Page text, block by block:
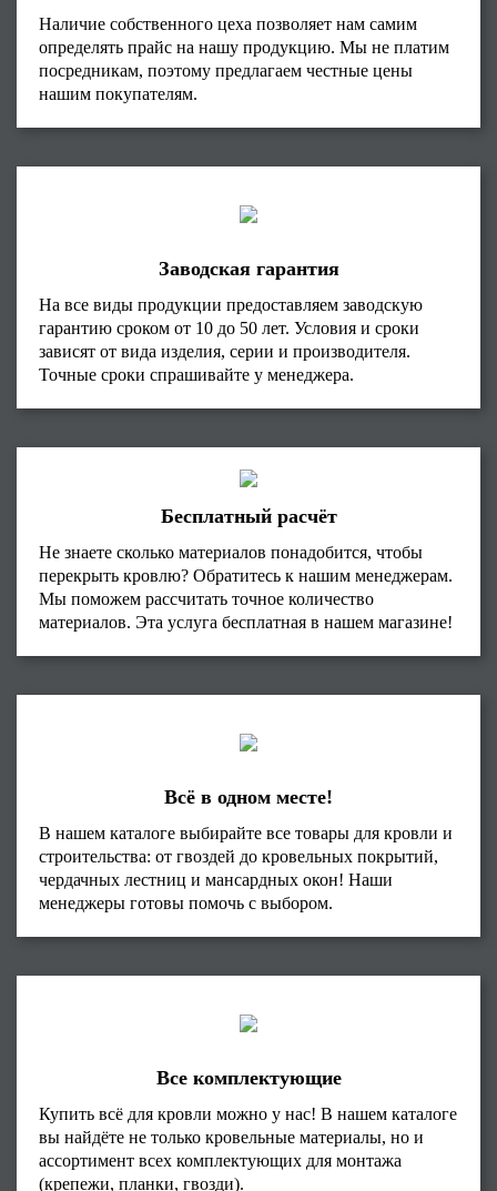
Наличие собственного цеха позволяет нам самим
определять прайс на нашу продукцию. Мы не платим
посредникам, поэтому предлагаем честные цены
нашим покупателям.
Заводская гарантия
На все виды продукции предоставляем заводскую
гарантию сроком от 10 до 50 лет. Условия и сроки
зависят от вида изделия, серии и производителя.
Точные сроки спрашивайте у менеджера.
Бесплатный расчёт
Не знаете сколько материалов понадобится, чтобы
перекрыть кровлю? Обратитесь к нашим менеджерам.
Мы поможем рассчитать точное количество
материалов. Эта услуга бесплатная в нашем магазине!
Всё в одном месте!
В нашем каталоге выбирайте все товары для кровли и
строительства: от гвоздей до кровельных покрытий,
чердачных лестниц и мансардных окон! Наши
менеджеры готовы помочь с выбором.
Все комплектующие
Купить всё для кровли можно у нас! В нашем каталоге
вы найдёте не только кровельные материалы, но и
ассортимент всех комплектующих для монтажа
(крепежи, планки, гвозди).